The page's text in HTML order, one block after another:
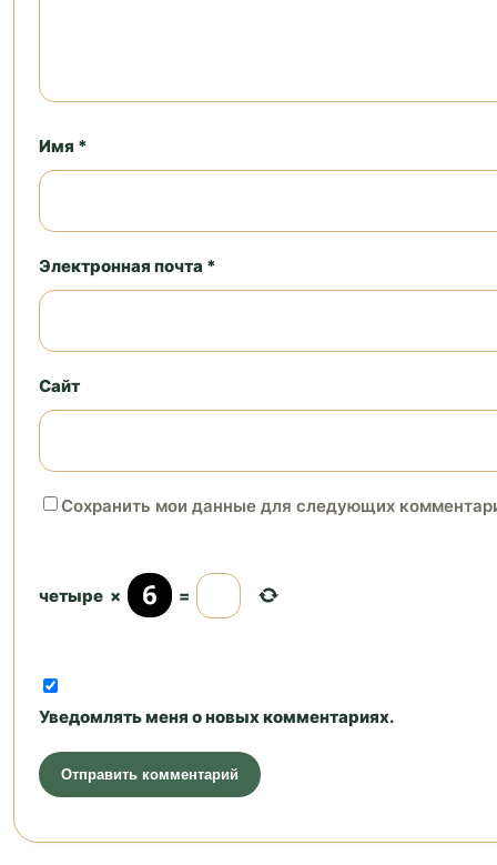
Имя *
Электронная почта *
Сайт
Сохранить мои данные для следующих
четыре × =
Уведомлять меня о новых комментариях.